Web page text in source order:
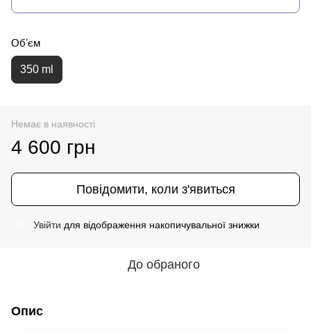
Обʼєм
350 ml
Немає в наявності
4 600 грн
Повідомити, коли з'явиться
Увійти для відображення накопичувальної знижки
До обраного
Опис